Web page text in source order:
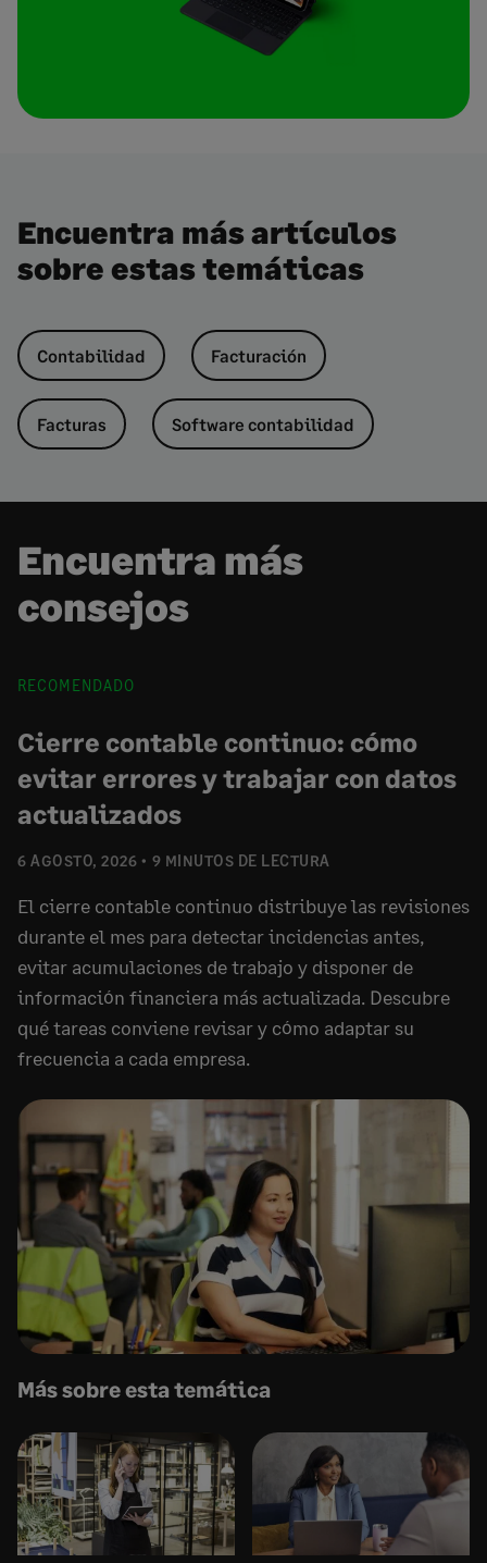
Encuentra más artículos
sobre estas temáticas
Contabilidad Facturación
Facturas Software contabilidad
Encuentra más
consejos
RECOMENDADO
6 AGOSTO, 2026 9 MINUTOS DE LECTURA
Cierre contable continuo: cómo
evitar errores y trabajar con datos
actualizados
El cierre contable continuo distribuye las revisiones
durante el mes para detectar incidencias antes,
evitar acumulaciones de trabajo y disponer de
información financiera más actualizada. Descubre
qué tareas conviene revisar y cómo adaptar su
frecuencia a cada empresa.
Más sobre esta temática